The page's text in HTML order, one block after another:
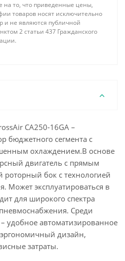
то, что приведенные цены,
товаров носят исключительно
и не являются публичной
2 статьи 437 Гражданского
CA250-16GA –
бюджетного сегмента с
охлаждением.В основе
двигатель с прямым
бок с технологией
Может эксплуатироваться в
для широкого спектра
Среди
удобное автоматизированное
дизайн,
затраты.